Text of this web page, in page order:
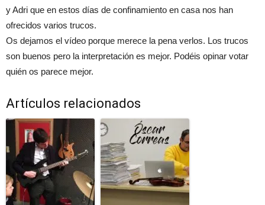
y Adri que en estos días de confinamiento en casa nos han
ofrecidos varios trucos.
Os dejamos el vídeo porque merece la pena verlos. Los trucos
son buenos pero la interpretación es mejor. Podéis opinar votar
quién os parece mejor.
Artículos relacionados